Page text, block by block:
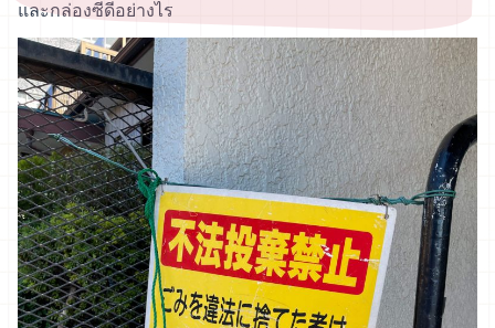
และกล่องซีดีอย่างไร